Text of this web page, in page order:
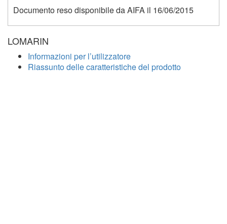
Documento reso disponibile da AIFA il 16/06/2015
LOMARIN
Informazioni per l’utilizzatore
Riassunto delle caratteristiche del prodotto